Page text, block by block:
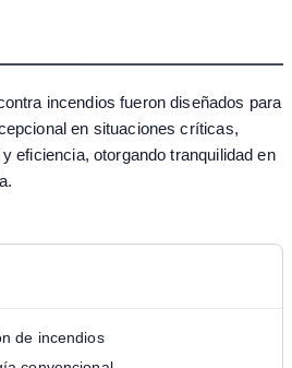
incendios fueron diseñados para
en situaciones críticas,
eficiencia, otorgando tranquilidad en
de incendios